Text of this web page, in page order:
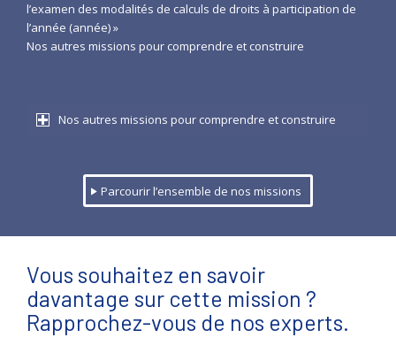
l’examen des modalités de calculs de droits à participation de
l’année (année) »
Nos autres missions pour comprendre et construire
Nos autres missions pour comprendre et construire
Parcourir l’ensemble de nos missions
Vous souhaitez en savoir
davantage sur cette mission ?
Rapprochez-vous de nos experts.